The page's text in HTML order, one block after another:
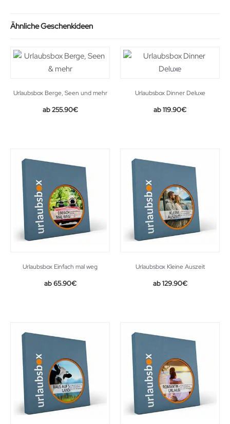
Ähnliche Geschenkideen
Urlaubsbox Berge, Seen und mehr
255.90€
Urlaubsbox Dinner Deluxe
119.90€
Urlaubsbox Einfach mal weg
65.90€
Urlaubsbox Kleine Auszeit
129.90€